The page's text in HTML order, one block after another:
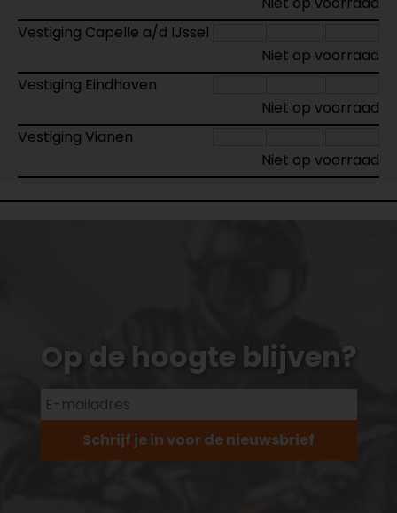
Vestiging Capelle a/d IJssel
Niet op voorraad
Vestiging Eindhoven
Niet op voorraad
Vestiging Vianen
Niet op voorraad
Op de hoogte blijven?
Schrijf je in voor de nieuwsbrief